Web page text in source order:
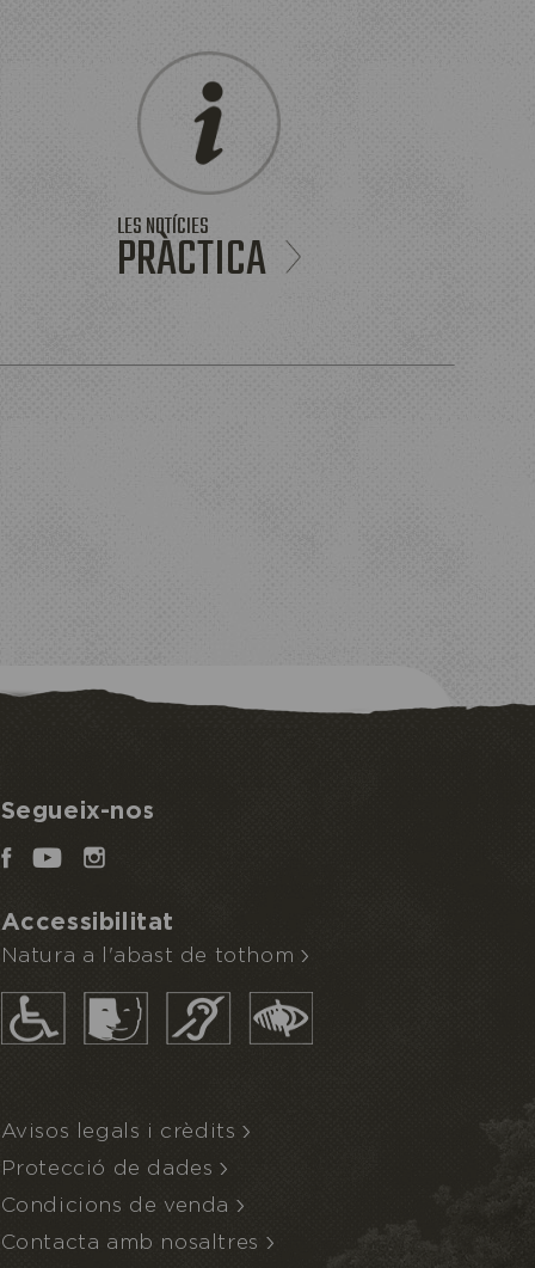
LES NOTÍCIES
PRÀCTICA
Segueix-nos
Accessibilitat
Natura a l'abast de tothom
Avisos legals i crèdits
Protecció de dades
Condicions de venda
Contacta amb nosaltres